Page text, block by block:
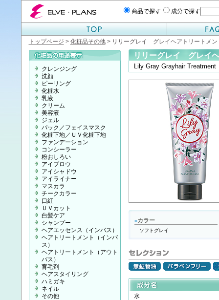
エルベプランズ ELVE-PLANS
商品で探す 成分で探す
トップページ > 化粧品その他> リリーグレイ グレイヘアトリートメン
リリーグレイ グレイ
Lily Gray Grayhair Treatment
■カラー
ソフトグレイ
水
クレンジング
洗顔
ピーリング
化粧水
乳液
クリーム
美容液
ジェル
パック／フェイスマスク
化粧下地／ＵＶ化粧下地
ファンデーション
コンシーラー
粉おしろい
アイブロウ
アイシャドウ
アイライナー
マスカラ
チークカラー
口紅
ＵＶカット
白髪ケア
シャンプー
ヘアエッセンス（インバス）
ヘアトリートメント（インバ
ス）
ヘアトリートメント（アウト
バス）
育毛剤
ヘアスタイリング
ハミガキ
ネイル
その他